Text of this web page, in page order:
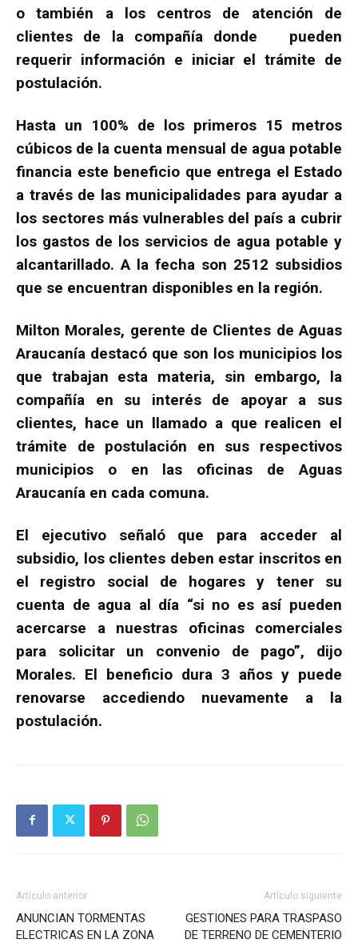
o también a los centros de atención de
clientes de la compañía donde pueden
requerir información e iniciar el trámite de
postulación.
Hasta un 100% de los primeros 15 metros
cúbicos de la cuenta mensual de agua potable
financia este beneficio que entrega el Estado
a través de las municipalidades para ayudar a
los sectores más vulnerables del país a cubrir
los gastos de los servicios de agua potable y
alcantarillado. A la fecha son 2512 subsidios
que se encuentran disponibles en la región.
Milton Morales, gerente de Clientes de Aguas
Araucanía destacó que son los municipios los
que trabajan esta materia, sin embargo, la
compañía en su interés de apoyar a sus
clientes, hace un llamado a que realicen el
trámite de postulación en sus respectivos
municipios o en las oficinas de Aguas
Araucanía en cada comuna.
El ejecutivo señaló que para acceder al
subsidio, los clientes deben estar inscritos en
el registro social de hogares y tener su
cuenta de agua al día “si no es así pueden
acercarse a nuestras oficinas comerciales
para solicitar un convenio de pago”, dijo
Morales. El beneficio dura 3 años y puede
renovarse accediendo nuevamente a la
postulación.
Artículo anterior
ANUNCIAN TORMENTAS
ELECTRICAS EN LA ZONA
Artículo siguiente
GESTIONES PARA TRASPASO
DE TERRENO DE CEMENTERIO